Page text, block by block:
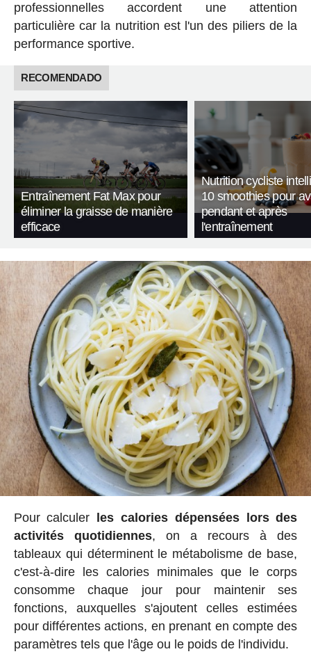
professionnelles accordent une attention
particulière car la nutrition est l'un des piliers de la
performance sportive.
RECOMENDADO
Entraînement Fat Max pour
éliminer la graisse de manière
efficace
Nutrition cycliste
10 smoothies pour
pendant et après
l'entraînement
Pour calculer les calories dépensées lors des
activités quotidiennes, on a recours à des
tableaux qui déterminent le métabolisme de base,
c'est-à-dire les calories minimales que le corps
consomme chaque jour pour maintenir ses
fonctions, auxquelles s'ajoutent celles estimées
pour différentes actions, en prenant en compte des
paramètres tels que l'âge ou le poids de l'individu.